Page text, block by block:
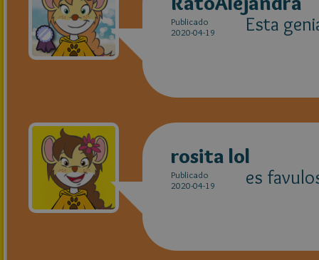
Publicado
2020-04-19
Esta
rosita lol
Publicado
2020-04-19
es